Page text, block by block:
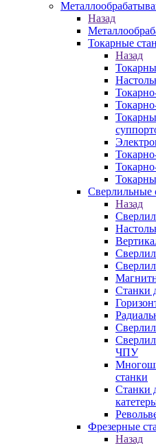
Назад
Токарные
Назад
Сверлильные
Назад
Станки
ЧПУ
станки
Станки
Фрезерные
Назад